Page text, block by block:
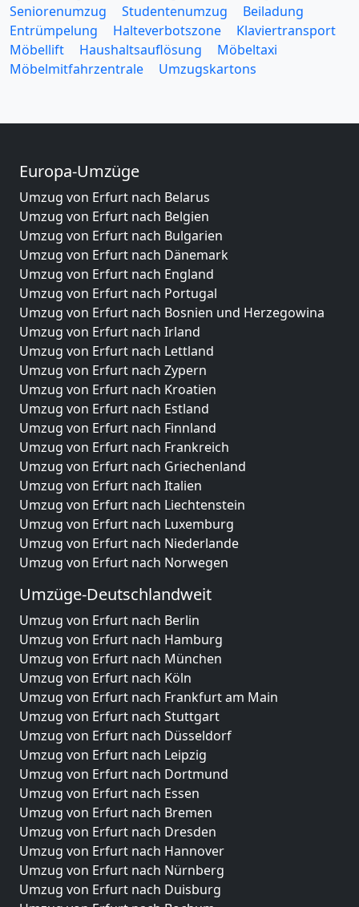
Seniorenumzug
Studentenumzug
Beiladung
Entrümpelung
Halteverbotszone
Klaviertransport
Möbellift
Haushaltsauflösung
Möbeltaxi
Möbelmitfahrzentrale
Umzugskartons
Europa-Umzüge
Umzug von Erfurt nach Belarus
Umzug von Erfurt nach Belgien
Umzug von Erfurt nach Bulgarien
Umzug von Erfurt nach Dänemark
Umzug von Erfurt nach England
Umzug von Erfurt nach Portugal
Umzug von Erfurt nach Bosnien und Herzegowina
Umzug von Erfurt nach Irland
Umzug von Erfurt nach Lettland
Umzug von Erfurt nach Zypern
Umzug von Erfurt nach Kroatien
Umzug von Erfurt nach Estland
Umzug von Erfurt nach Finnland
Umzug von Erfurt nach Frankreich
Umzug von Erfurt nach Griechenland
Umzug von Erfurt nach Italien
Umzug von Erfurt nach Liechtenstein
Umzug von Erfurt nach Luxemburg
Umzug von Erfurt nach Niederlande
Umzug von Erfurt nach Norwegen
Umzüge-Deutschlandweit
Umzug von Erfurt nach Berlin
Umzug von Erfurt nach Hamburg
Umzug von Erfurt nach München
Umzug von Erfurt nach Köln
Umzug von Erfurt nach Frankfurt am Main
Umzug von Erfurt nach Stuttgart
Umzug von Erfurt nach Düsseldorf
Umzug von Erfurt nach Leipzig
Umzug von Erfurt nach Dortmund
Umzug von Erfurt nach Essen
Umzug von Erfurt nach Bremen
Umzug von Erfurt nach Dresden
Umzug von Erfurt nach Hannover
Umzug von Erfurt nach Nürnberg
Umzug von Erfurt nach Duisburg